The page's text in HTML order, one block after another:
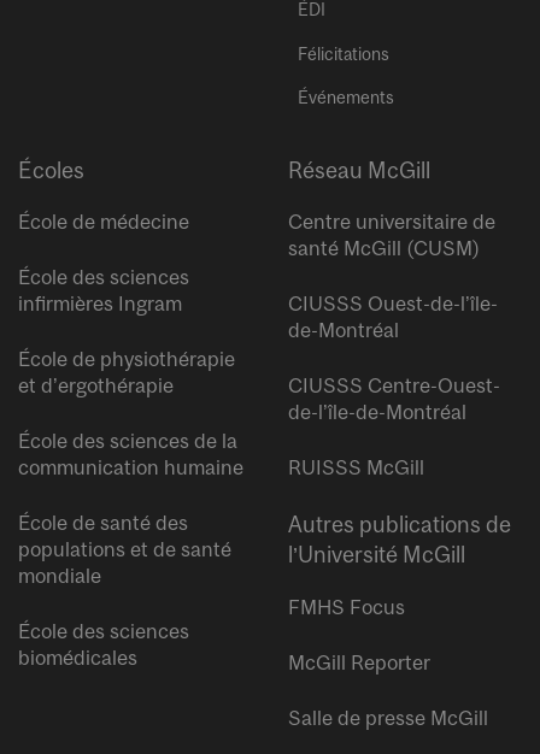
ÉDI
Félicitations
Événements
Écoles
École de médecine
École des sciences
infirmières Ingram
École de physiothérapie
et d’ergothérapie
École des sciences de la
communication humaine
École de santé des
populations et de santé
mondiale
École des sciences
biomédicales
Réseau McGill
Centre universitaire de
santé McGill (CUSM)
CIUSSS Ouest-de-l’île-
de-Montréal
CIUSSS Centre-Ouest-
de-l’île-de-Montréal
RUISSS McGill
Autres publications de
l’Université McGill
FMHS Focus
McGill Reporter
Salle de presse McGill